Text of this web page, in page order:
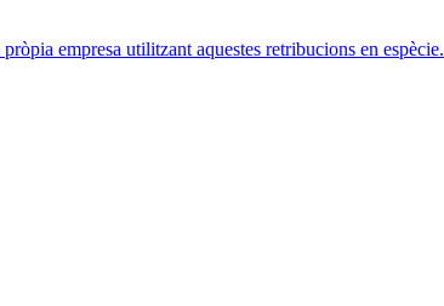
empresa utilitzant aquestes retribucions en espècie.